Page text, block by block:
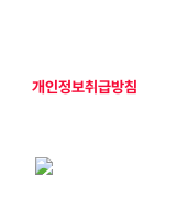
개인정보취급방침